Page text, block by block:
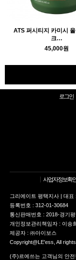
ATS 퍼시티지 카미시
크…
45,000원
로그인
사업자정보확
그리에이트 평택지사 | 대
등록번호 : 312-01-30684
통신판매번호 : 2018-경기
개인정보관리책임자 : 이송
제공자 : ㈜아이보스
Copyright@LE'ess, All
(주)르에쓰는 고객님의 안